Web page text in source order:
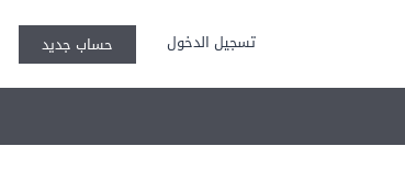
تسجيل الدخول حساب جديد